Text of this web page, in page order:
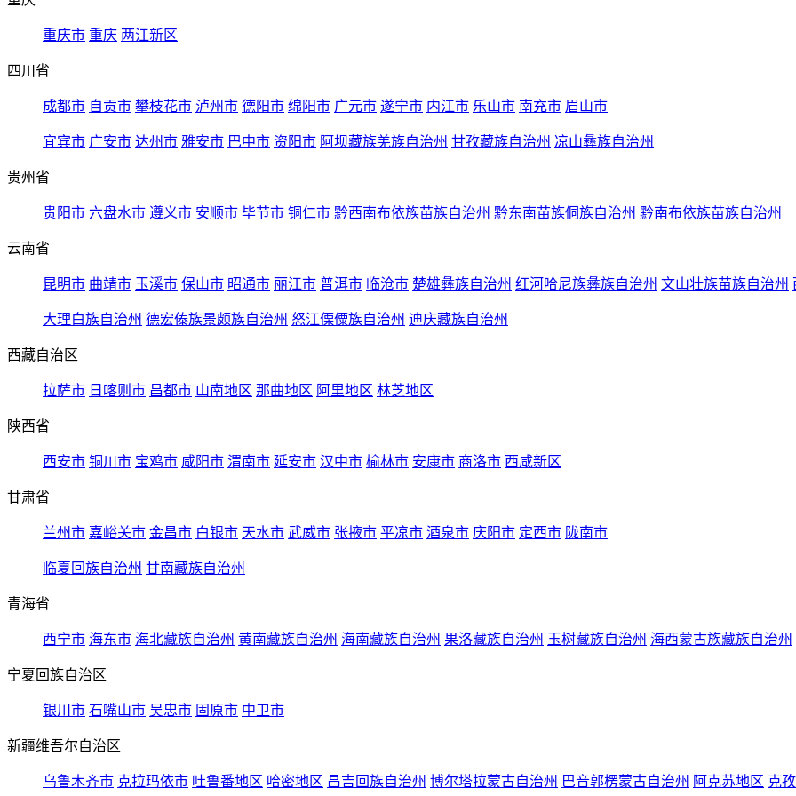
重庆市 重庆 两江新区
四川省
成都市 自贡市 攀枝花市 泸州市 德阳市 绵阳市 广元市 遂宁市 内江市 乐山市 南充市 眉山市
宜宾市 广安市 达州市 雅安市 巴中市 资阳市 阿坝藏族羌族自治州 甘孜藏族自治州 凉山彝族自治州
贵州省
贵阳市 六盘水市 遵义市 安顺市 毕节市 铜仁市 黔西南布依族苗族自治州 黔东南苗族侗族自治州 黔南布依族苗族自治州
云南省
昆明市 曲靖市 玉溪市 保山市 昭通市 丽江市 普洱市 临沧市 楚雄彝族自治州 红河哈尼族彝族自治州 文山壮族苗族自治州
大理白族自治州 德宏傣族景颇族自治州 怒江傈僳族自治州 迪庆藏族自治州
西藏自治区
拉萨市 日喀则市 昌都市 山南地区 那曲地区 阿里地区 林芝地区
陕西省
西安市 铜川市 宝鸡市 咸阳市 渭南市 延安市 汉中市 榆林市 安康市 商洛市 西咸新区
甘肃省
兰州市 嘉峪关市 金昌市 白银市 天水市 武威市 张掖市 平凉市 酒泉市 庆阳市 定西市 陇南市
临夏回族自治州 甘南藏族自治州
青海省
西宁市 海东市 海北藏族自治州 黄南藏族自治州 海南藏族自治州 果洛藏族自治州 玉树藏族自治州 海西蒙古族藏族自治州
宁夏回族自治区
银川市 石嘴山市 吴忠市 固原市 中卫市
新疆维吾尔自治区
乌鲁木齐市 克拉玛依市 吐鲁番地区 哈密地区 昌吉回族自治州 博尔塔拉蒙古自治州 巴音郭楞蒙古自治州 阿克苏地区 克